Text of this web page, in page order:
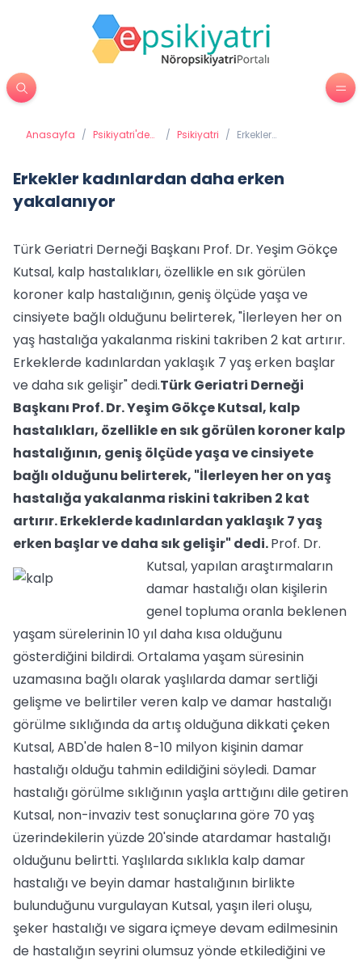
Anasayfa / Psikiyatri'de
/ Psikiyatri / Erkekler
Erkekler kadınlardan daha erken
yakalanıyor
Türk Geriatri Derneği Başkanı Prof. Dr. Yeşim Gökçe
Kutsal, kalp hastalıkları, özellikle en sık görülen
koroner kalp hastalığının, geniş ölçüde yaşa ve
cinsiyete bağlı olduğunu belirterek, "İlerleyen her on
yaş hastalığa yakalanma riskini takriben 2 kat artırır.
Erkeklerde kadınlardan yaklaşık 7 yaş erken başlar
ve daha sık gelişir" dedi.Türk Geriatri Derneği
Başkanı Prof. Dr. Yeşim Gökçe Kutsal, kalp
hastalıkları, özellikle en sık görülen koroner kalp
hastalığının, geniş ölçüde yaşa ve cinsiyete
bağlı olduğunu belirterek, "İlerleyen her on yaş
hastalığa yakalanma riskini takriben 2 kat
artırır. Erkeklerde kadınlardan yaklaşık 7 yaş
erken başlar ve daha sık gelişir" dedi.Prof. Dr.
Kutsal, yapılan araştırmaların
damar hastalığı olan kişilerin
genel topluma oranla beklenen
yaşam sürelerinin 10 yıl daha kısa olduğunu
gösterdiğini bildirdi. Ortalama yaşam süresinin
uzamasına bağlı olarak yaşlılarda damar sertliği
gelişme ve belirtiler veren kalp ve damar hastalığı
görülme sıklığında da artış olduğuna dikkati çeken
Kutsal, ABD'de halen 8-10 milyon kişinin damar
hastalığı olduğu tahmin edildiğini söyledi. Damar
hastalığı görülme sıklığının yaşla arttığını dile getiren
Kutsal, non-invaziv test sonuçlarına göre 70 yaş
üzerindekilerin yüzde 20'sinde atardamar hastalığı
olduğunu belirtti. Yaşlılarda sıklıkla kalp damar
hastalığı ve beyin damar hastalığının birlikte
bulunduğunu vurgulayan Kutsal, yaşın ileri oluşu,
şeker hastalığı ve sigara içmeye devam edilmesinin
de hastalığın seyrini olumsuz yönde etkilediğini ve